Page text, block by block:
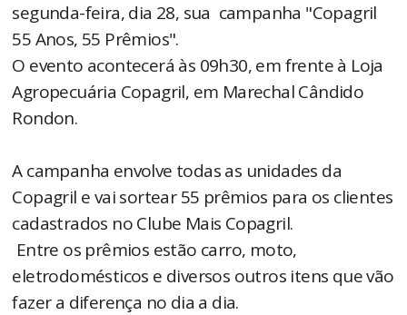
segunda-feira, dia 28, sua campanha "Copagril
55 Anos, 55 Prêmios".
O evento acontecerá às 09h30, em frente à Loja
Agropecuária Copagril, em Marechal Cândido
Rondon.
A campanha envolve todas as unidades da
Copagril e vai sortear 55 prêmios para os clientes
cadastrados no Clube Mais Copagril.
Entre os prêmios estão carro, moto,
eletrodomésticos e diversos outros itens que vão
fazer a diferença no dia a dia.